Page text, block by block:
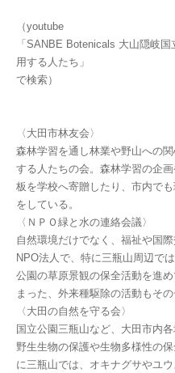
（youtube
「SANBE Botenicals 大山隠岐
用する人たち」
で検索）
〈大田市林友会〉
森林学習を通し林業や野山への
する人たちの会。森林学習の企
板を学校へ寄贈したり、市内で
をしている。
〈ＮＰＯ緑と水の連絡会議〉
自然環境だけでなく、福祉や国
NPO法人で、特に三瓶山周辺で
公園の草原景観の保全活動を進
まった、外来種駆除の活動もその
〈大田の自然を守る会〉
国立公園三瓶山など、大田市内
野生生物の保護や生物多様性の
に三瓶山では、オキナグサやユ